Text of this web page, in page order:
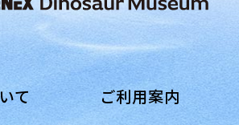
て ご利用案内